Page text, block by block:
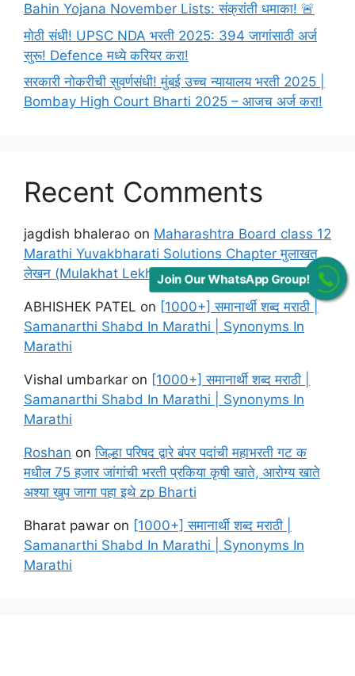
Bahin Yojana November Lists: संक्रांती धमाका! 🚨
मोठी संधी! UPSC NDA भरती 2025: 394 जागांसाठी अर्ज
सुरू! Defence मध्ये करियर करा!
सरकारी नोकरीची सुवर्णसंधी! मुंबई उच्च न्यायालय भरती 2025 |
Bombay High Court Bharti 2025 – आजच अर्ज करा!
Recent Comments
jagdish bhalerao on Maharashtra Board class 12
Marathi Yuvakbharati Solutions Chapter मुलाखत
लेखन (Mulakhat Lekhan)
ABHISHEK PATEL on [1000+] समानार्थी शब्द मराठी |
Samanarthi Shabd In Marathi | Synonyms In
Marathi
Vishal umbarkar on [1000+] समानार्थी शब्द मराठी |
Samanarthi Shabd In Marathi | Synonyms In
Marathi
Roshan onजिल्हा परिषद द्वारे बंपर पदांची महाभरती गट क
मधील 75 हजार जांगांची भरती प्रकिया कृषी खाते, आरोग्य खाते
अश्या खुप जागा पहा इथे zp Bharti
Bharat pawar on [1000+] समानार्थी शब्द मराठी |
Samanarthi Shabd In Marathi | Synonyms In
Marathi
Join Our WhatsApp Group!